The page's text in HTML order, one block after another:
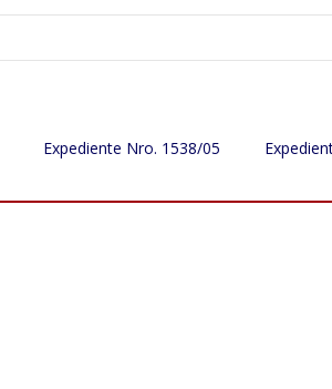
Expediente Nro. 1538/05